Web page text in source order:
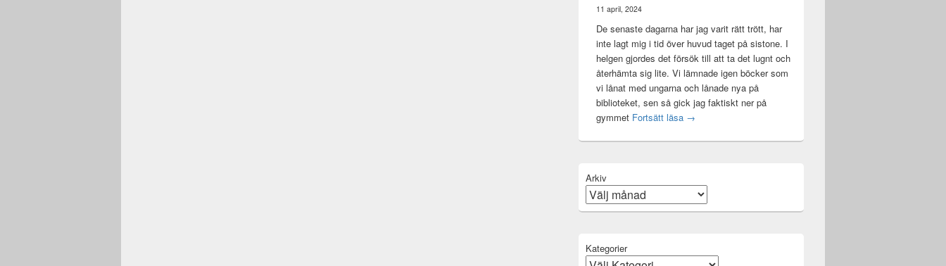
11 april, 2024
De senaste dagarna har jag varit rätt trött, har
inte lagt mig i tid över huvud taget på sistone. I
helgen gjordes det försök till att ta det lugnt och
återhämta sig lite. Vi lämnade igen böcker som
vi lånat med ungarna och lånade nya på
biblioteket, sen så gick jag faktiskt ner på
gymmet Fortsätt läsa Mental anteckning
→
Arkiv
Kategorier